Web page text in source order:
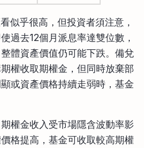
似乎很高，但投資者須注意，
過去12個月派息率達雙位數，
體資產價值仍可能下跌。備兌
權收取期權金，但同時放棄部
或資產價格持續走弱時，基金
權金收入受市場隱含波動率影
格提高，基金可收取較高期權